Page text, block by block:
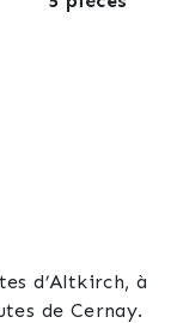
de Cernay.